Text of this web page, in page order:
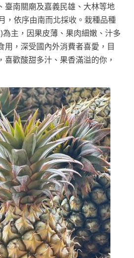
臺南關廟及嘉義民雄、大林等地
，依序由南而北採收。栽種品種
主，因果皮薄、果肉細嫩、汁多
用，深受國內外消費者喜愛，目
喜歡酸甜多汁、果香滿溢的你，